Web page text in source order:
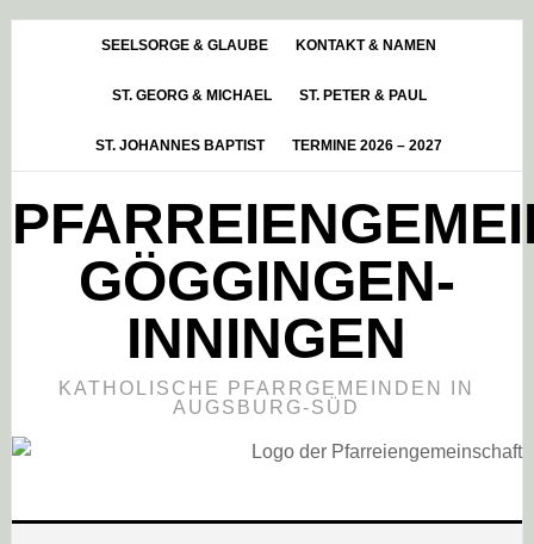
HauptsidebarSEELSORGE & GLAUBE KONTAKT & NAMEN
ST. GEORG & MICHAEL ST. PETER & PAUL
ST. JOHANNES BAPTIST TERMINE 2026 – 2027
GÖGGINGEN-
INNINGEN
KATHOLISCHE PFARRGEMEINDEN IN
AUGSBURG-SÜD